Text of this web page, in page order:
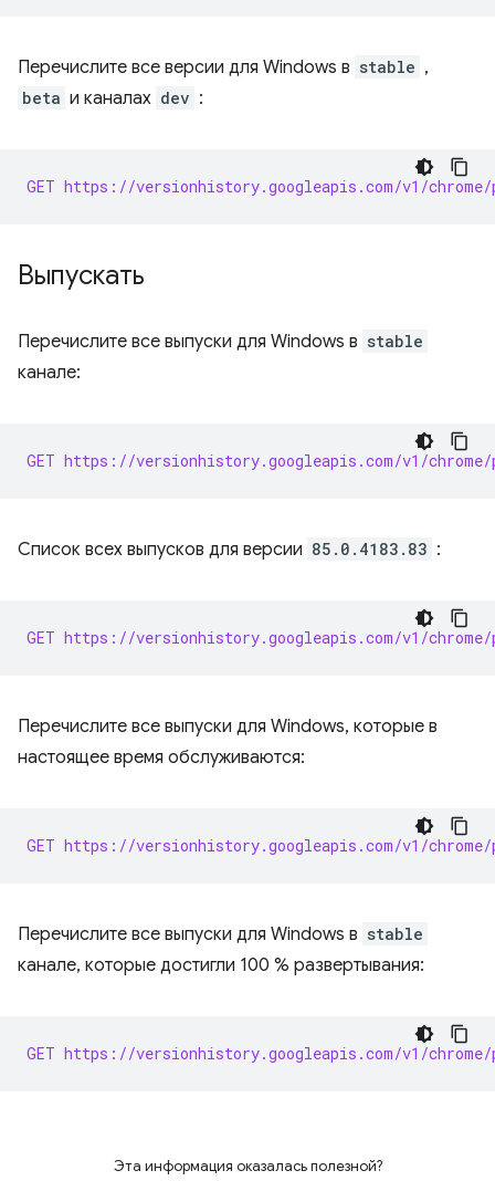
Перечислите все версии для Windows в stable ,
beta и каналах dev :
GET https://versionhistory.googleapis.com/v1/
Выпускать
Перечислите все выпуски для Windows в stable
канале:
GET https://versionhistory.googleapis.com/v1/
Список всех выпусков для версии 85.0.4183.83 :
GET https://versionhistory.googleapis.com/v1/
Перечислите все выпуски для Windows, которые в
настоящее время обслуживаются:
GET https://versionhistory.googleapis.com/v1/
Перечислите все выпуски для Windows в stable
канале, которые достигли 100 % развертывания:
GET https://versionhistory.googleapis.com/v1/
Эта информация оказалась полезной?